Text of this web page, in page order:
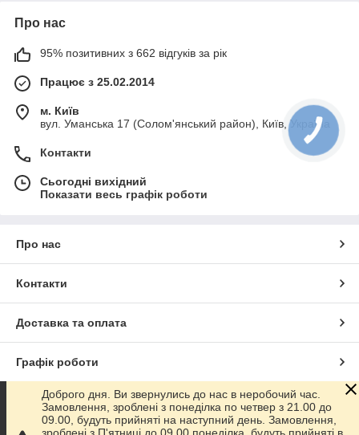
Про нас
95% позитивних з 662 відгуків за рік
Працює з 25.02.2014
м. Київ
вул. Уманська 17 (Солом'янський район), Київ, Україна
Контакти
Сьогодні вихідний
Показати весь графік роботи
Про нас
Контакти
Доставка та оплата
Графік роботи
Повна версія сайту
Доброго дня. Ви звернулись до нас в неробочий час.
Замовлення, зроблені з понеділка по четвер з 21.00 до
09.00, будуть прийняті на наступний день. Замовлення,